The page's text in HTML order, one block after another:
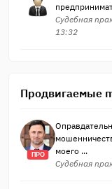
Судебная
13:32
Продвигаемые
ПРО
моего ...
Судебная